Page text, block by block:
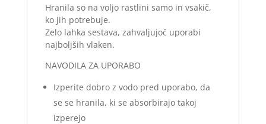
Hranila so na voljo rastlini samo in vsakič,
ko jih potrebuje.
Zelo lahka sestava, zahvaljujoč uporabi
najboljših vlaken.
NAVODILA ZA UPORABO
Izperite dobro z vodo pred uporabo, da
se se hranila, ki se absorbirajo takoj
izperejo